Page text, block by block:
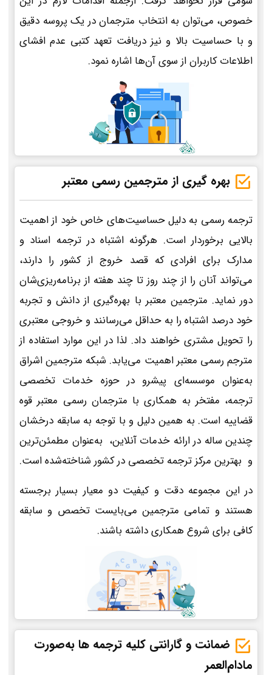
خصوص، می‌توان به انتخاب مترجمان در یک پروسه دقیق
و با حساسیت بالا و نیز دریافت تعهد کتبی عدم افشای
اطلاعات کاربران از سوی آن‌ها اشاره نمود.
بهره گیری از مترجمین رسمی معتبر
ترجمه رسمی به دلیل حساسیت‌های خاص خود از اهمیت
بالایی برخوردار است. هرگونه اشتباه در ترجمه اسناد و
مدارک برای افرادی که قصد خروج از کشور را دارند،
می‌تواند آنان را از چند روز تا چند هفته از برنامه‌ریزی‌شان
دور نماید. مترجمین معتبر با بهره‌گیری از دانش و تجربه
خود درصد اشتباه را به حداقل می‌رسانند و خروجی معتبری
را تحویل مشتری خواهند داد. لذا در این موارد استفاده از
مترجم رسمی معتبر اهمیت می‌یابد. شبکه مترجمین اشراق
به‌عنوان موسسه‌ای پیشرو در حوزه خدمات تخصصی
ترجمه، مفتخر به همکاری با مترجمان رسمی معتبر قوه
قضاییه است. به همین دلیل و با توجه به سابقه درخشان
چندین ساله در ارائه خدمات آنلاین، به‌عنوان مطمئن‌ترین
و بهترین مرکز ترجمه تخصصی در کشور شناخته‌شده است.
در این مجموعه دقت و کیفیت دو معیار بسیار برجسته
هستند و تمامی مترجمین می‌بایست تخصص و سابقه
کافی برای شروع همکاری داشته باشند.
ضمانت و گارانتی کلیه ترجمه ها به‌صورت
مادام‌العمر